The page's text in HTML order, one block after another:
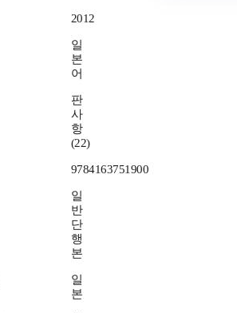
2012
일
본
어
판
사
항
(22)
9784163751900
일
반
단
행
본
일
본